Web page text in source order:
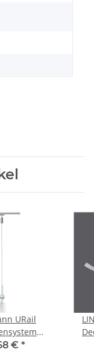
URail
Sparlampe
€ *